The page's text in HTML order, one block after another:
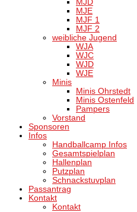
MJD
MJE
MJF 1
MJF 2
weibliche Jugend
WJA
WJC
WJD
WJE
Minis
Minis Ohrstedt
Minis Ostenfeld
Pampers
Vorstand
Sponsoren
Infos
Handballcamp Infos
Gesamtspielplan
Hallenplan
Putzplan
Schnackstuvplan
Passantrag
Kontakt
Kontakt